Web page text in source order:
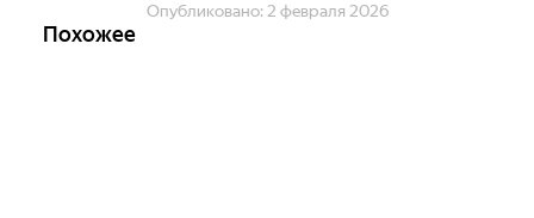
Опубликовано: 2 февраля 2026
Похожее